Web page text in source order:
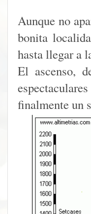
Aunque no
bonita
hasta llegar a
El ascenso,
finalmente un